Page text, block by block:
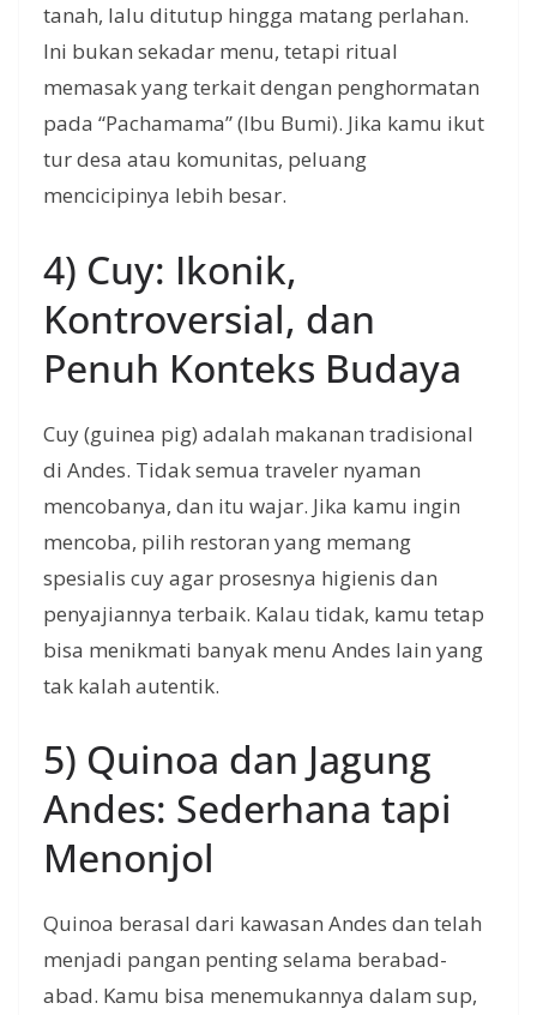
tanah, lalu ditutup hingga matang perlahan.
Ini bukan sekadar menu, tetapi ritual
memasak yang terkait dengan penghormatan
pada “Pachamama” (Ibu Bumi). Jika kamu ikut
tur desa atau komunitas, peluang
mencicipinya lebih besar.
4) Cuy: Ikonik,
Kontroversial, dan
Penuh Konteks Budaya
Cuy (guinea pig) adalah makanan tradisional
di Andes. Tidak semua traveler nyaman
mencobanya, dan itu wajar. Jika kamu ingin
mencoba, pilih restoran yang memang
spesialis cuy agar prosesnya higienis dan
penyajiannya terbaik. Kalau tidak, kamu tetap
bisa menikmati banyak menu Andes lain yang
tak kalah autentik.
5) Quinoa dan Jagung
Andes: Sederhana tapi
Menonjol
Quinoa berasal dari kawasan Andes dan telah
menjadi pangan penting selama berabad-
abad. Kamu bisa menemukannya dalam sup,